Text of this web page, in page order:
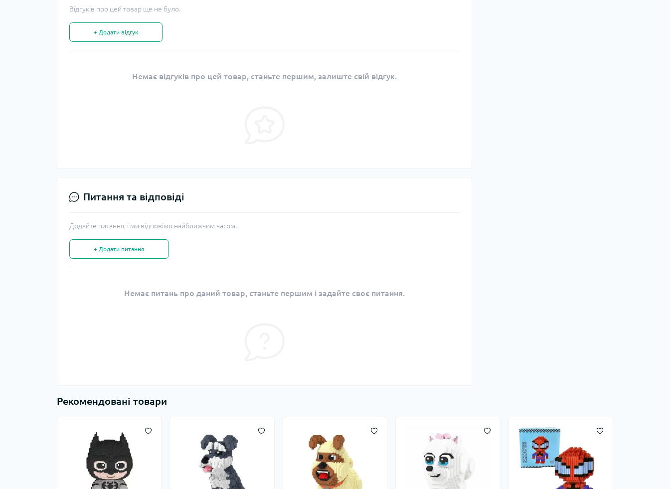
Відгуків про цей товар ще не було.
+ Додати відгук
Немає відгуків про цей товар, станьте першим, залиште свій відгук.
Питання та відповіді
Додайте питання, і ми відповімо найближчим часом.
+ Додати питання
Немає питань про даний товар, станьте першим і задайте своє питання.
Рекомендовані товари